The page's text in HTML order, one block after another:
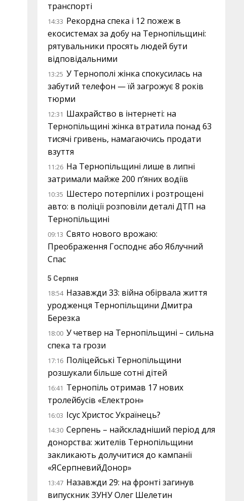
транспорті
14:33 Рекордна спека і 12 пожеж в
екосистемах за добу на Тернопільщині:
рятувальники просять людей бути
відповідальними
13:25 У Тернополі жінка спокусилась на
забутий телефон — їй загрожує 8 років
тюрми
12:31 Шахрайство в інтернеті: на
Тернопільщині жінка втратила понад 63
тисячі гривень, намагаючись продати
взуття
11:26 На Тернопільщині лише в липні
затримали майже 200 п’яних водіїв
10:35 Шестеро потерпілих і розтрощені
авто: в поліції розповіли деталі ДТП на
Тернопільщині
09:13 Свято нового врожаю:
Преображення Господнє або Яблучний
Спас
5 Серпня
18:54 Назавжди 33: війна обірвала життя
уродженця Тернопільщини Дмитра
Березка
18:00 У четвер на Тернопільщині – сильна
спека та грози
17:16 Поліцейські Тернопільщини
розшукали більше сотні дітей
16:41 Тернопіль отримав 17 нових
тролейбусів «Електрон»
16:03 Ісус Христос Українець?
14:30 Серпень – найскладніший період для
донорства: жителів Тернопільщини
закликають долучитися до кампанії
«ЯСерпневийДонор»
13:47 Назавжди 29: на фронті загинув
випускник ЗУНУ Олег Шелетин